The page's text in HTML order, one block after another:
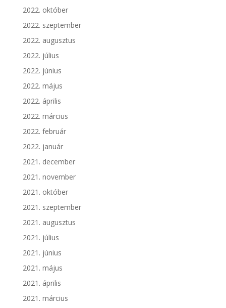
2022. október
2022. szeptember
2022. augusztus
2022. július
2022. június
2022. május
2022. április
2022. március
2022. február
2022. január
2021. december
2021. november
2021. október
2021. szeptember
2021. augusztus
2021. július
2021. június
2021. május
2021. április
2021. március